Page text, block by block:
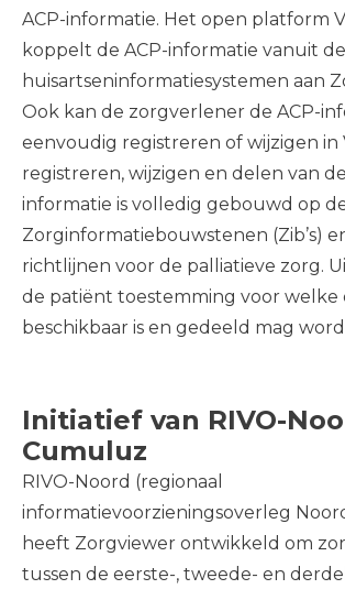
ACP-informatie. Het open platform
koppelt de ACP-informatie vanuit de
huisartseninformatiesystemen aan
Ook kan de zorgverlener de ACP-
eenvoudig registreren of wijzigen in
registreren, wijzigen en delen van
informatie is volledig gebouwd op
Zorginformatiebouwstenen (Zib’s)
richtlijnen voor de palliatieve zorg.
de patiënt toestemming voor welke
beschikbaar is en gedeeld mag
Initiatief van RIVO-
Cumuluz
RIVO-Noord (regionaal
informatievoorzieningsoverleg
heeft Zorgviewer ontwikkeld om
tussen de eerste-, tweede- en